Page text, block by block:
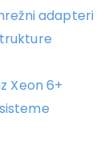
adapteri
Xeon 6+